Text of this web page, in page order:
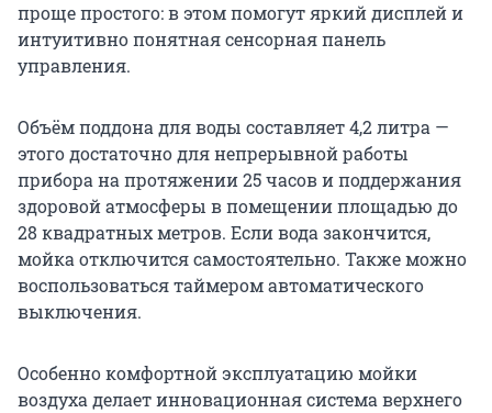
проще простого: в этом помогут яркий дисплей и
интуитивно понятная сенсорная панель
управления.
Объём поддона для воды составляет 4,2 литра —
этого достаточно для непрерывной работы
прибора на протяжении 25 часов и поддержания
здоровой атмосферы в помещении площадью до
28 квадратных метров. Если вода закончится,
мойка отключится самостоятельно. Также можно
воспользоваться таймером автоматического
выключения.
Особенно комфортной эксплуатацию мойки
воздуха делает инновационная система верхнего